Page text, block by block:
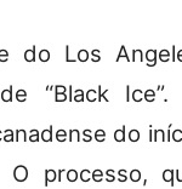
do Los
“Black Ice”.
do
processo,